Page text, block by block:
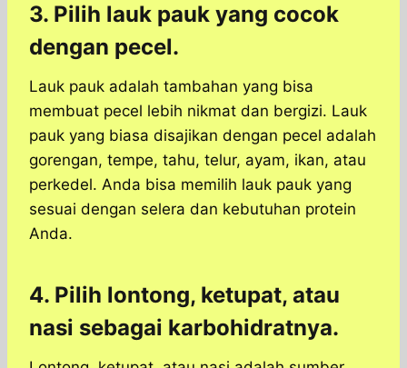
3. Pilih lauk pauk yang cocok
dengan pecel.
Lauk pauk adalah tambahan yang bisa
membuat pecel lebih nikmat dan bergizi. Lauk
pauk yang biasa disajikan dengan pecel adalah
gorengan, tempe, tahu, telur, ayam, ikan, atau
perkedel. Anda bisa memilih lauk pauk yang
sesuai dengan selera dan kebutuhan protein
Anda.
4. Pilih lontong, ketupat, atau
nasi sebagai karbohidratnya.